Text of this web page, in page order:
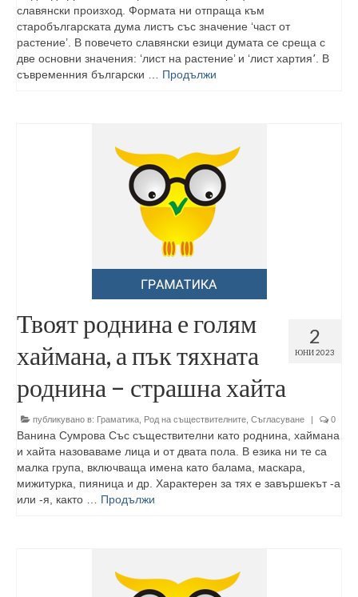
славянски произход. Формата ни отпраща към
старобългарската дума листъ със значение ‘част от
растение’. В повечето славянски езици думата се среща с
две основни значения: ‘лист на растение’ и ‘лист хартия՚. В
съвременния български … Продължи
2
ЮНИ 2023
Твоят роднина е голям
хаймана, а пък тяхната
роднина – страшна хайта
публикувано в: Граматика Род на съществителните Съгласуване | 0
Ванина Сумрова Със съществителни като роднина, хаймана
и хайта назоваваме лица и от двата пола. В езика ни те са
малка група, включваща имена като балама, маскара,
мижитурка, пияница и др. Характерен за тях е завършекът -а
или -я, както … Продължи